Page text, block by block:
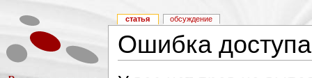
Ошибка доступа
статья обсуждение